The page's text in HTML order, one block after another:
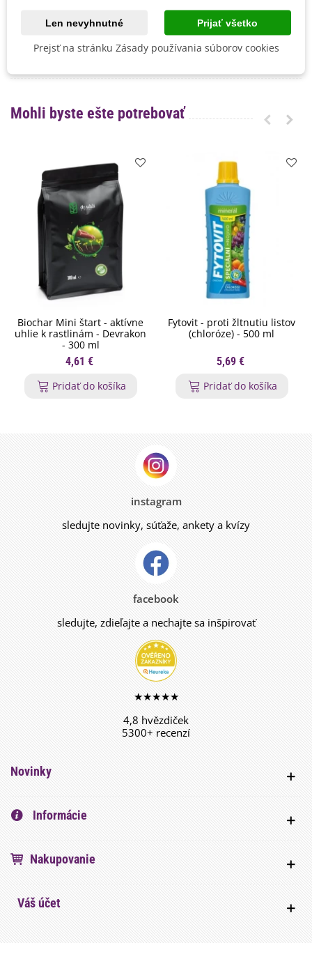
Mrazuvzdornosť
Vegetačné Obdobie
Letničky
Mohli byste ešte potrebovať
Biochar Mini štart - aktívne
uhlie k rastlinám - Devrakon
- 300 ml
4,61 €
Pridať do košíka
Fytovit - proti žltnutiu listov
(chloróze) - 500 ml
5,69 €
Pridať do košíka
instagram
sledujte novinky, súťaže, ankety a kvízy
facebook
sledujte, zdieľajte a nechajte sa inšpirovať
★★★★★
4,8 hvězdiček
5300+ recenzí
Novinky
Informácie
Nakupovanie
Váš účet
Len nevyhnutné Prijať všetko
Prejsť na stránku Zásady používania súborov cookies